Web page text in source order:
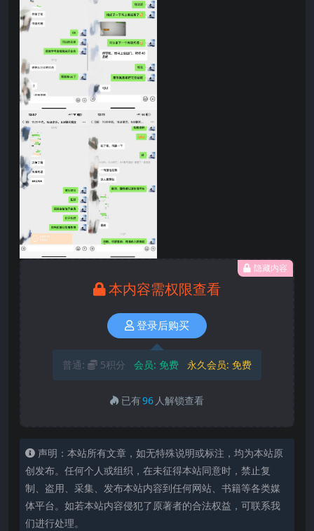
隐藏内容
本内容需权限查看
登录后购买
普通: 5积分 会员: 免费 永久会员: 免费
已有96 人解锁查看
声明：本站所有文章，如无特殊说明或标注，均为本站原
创发布。任何个人或组织，在未征得本站同意时，禁止复
制、盗用、采集、发布本站内容到任何网站、书籍等各类媒
体平台。如若本站内容侵犯了原著者的合法权益，可联系我
们进行处理。